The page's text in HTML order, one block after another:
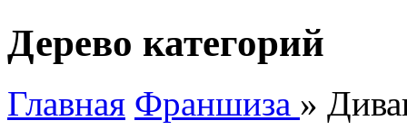
Дерево категорий
Главная Франшиза »